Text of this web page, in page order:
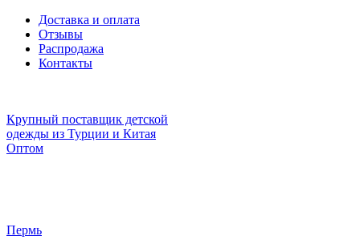
Доставка и оплата
Отзывы
Распродажа
Контакты
Крупный поставщик детской
одежды из Турции и Китая
Оптом
Пермь